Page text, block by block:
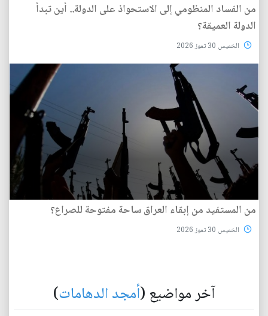
من الفساد المنظومي إلى الاستحواذ على الدولة.. أين تبدأ
الدولة العميقة؟
الخميس 30 تموز 2026
من المستفيد من إبقاء العراق ساحة مفتوحة للصراع؟
الخميس 30 تموز 2026
آخر مواضيع (أمجد الدهامات)